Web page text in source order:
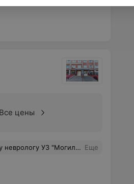
Все цены
период реабилитации проходит под наблюдением Ирины Владимировны. Спасибо, доктор, огромное. Здоровья вам и вашим близким! Еще